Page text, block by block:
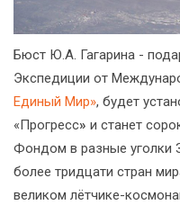
Бюст Ю.А. Гагарина -
Экспедиции от
Единый Мир», будет
«Прогресс» и станет
Фондом в разные уголки
более тридцати стран
великом лётчике-